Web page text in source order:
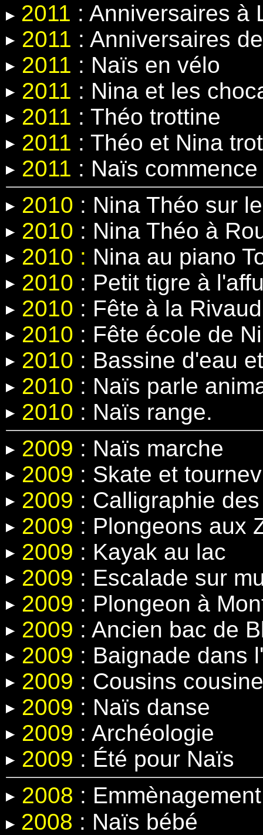
2011 : Anniversaires à
2011 : Anniversaires
2011 : Naïs en vélo
2011 : Nina et les
2011 : Théo trottine
2011 : Théo et Nina
2011 : Naïs
2010 : Nina Théo sur
2010 : Nina Théo à
2010 : Nina au piano
2010 : Petit tigre à
2010 : Fête à la
2010 : Fête école de
2010 : Bassine d'eau
2010 : Naïs parle
2010 : Naïs range.
2009 : Naïs marche
2009 : Skate et
2009 : Calligraphie
2009 : Plongeons aux
2009 : Kayak au lac
2009 : Escalade sur
2009 : Plongeon à
2009 : Ancien bac de
2009 : Baignade dans
2009 : Cousins cousine
2009 : Naïs danse
2009 : Archéologie
2009 : Été pour Naïs
2008 :
2008 : Naïs bébé